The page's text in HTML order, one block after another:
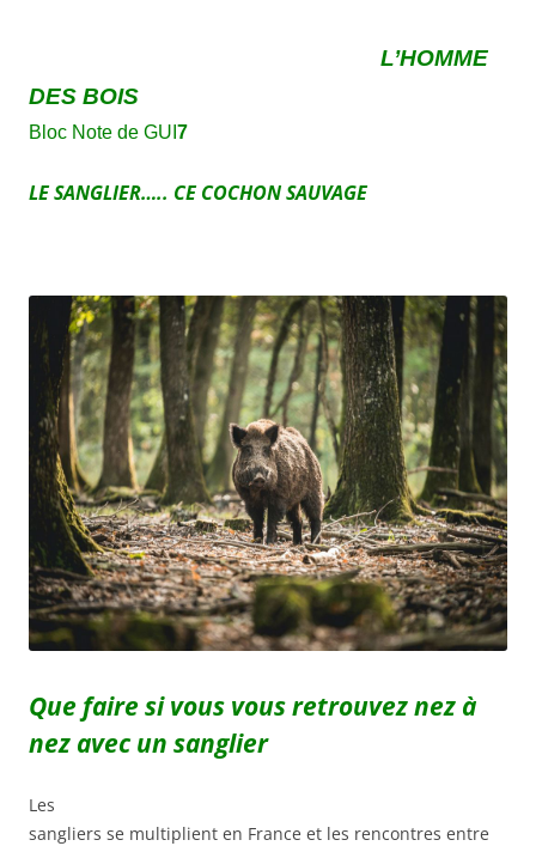
L’HOMME
DES BOIS
Bloc Note de GUI 7
LE SANGLIER….. CE COCHON SAUVAGE
Que faire si vous vous retrouvez nez à
nez avec un sanglier
Les
sangliers se multiplient en France et les rencontres entre